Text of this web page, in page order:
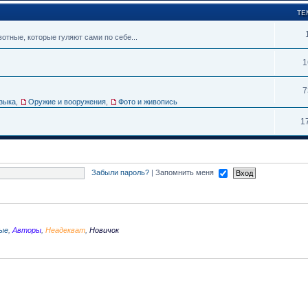
которые гуляют сами по себе... 1
Оружие и вооружения Фото и живопись
Забыли пароль? | Запомнить меня
Авторы Неадекват Новичок